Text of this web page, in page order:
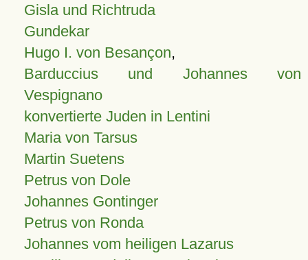
Gisla und Richtruda
Gundekar
Hugo I. von Besançon,
Barduccius und Johannes von
Vespignano
konvertierte Juden in Lentini
Maria von Tarsus
Martin Suetens
Petrus von Dole
Johannes Gontinger
Petrus von Ronda
Johannes vom heiligen Lazarus